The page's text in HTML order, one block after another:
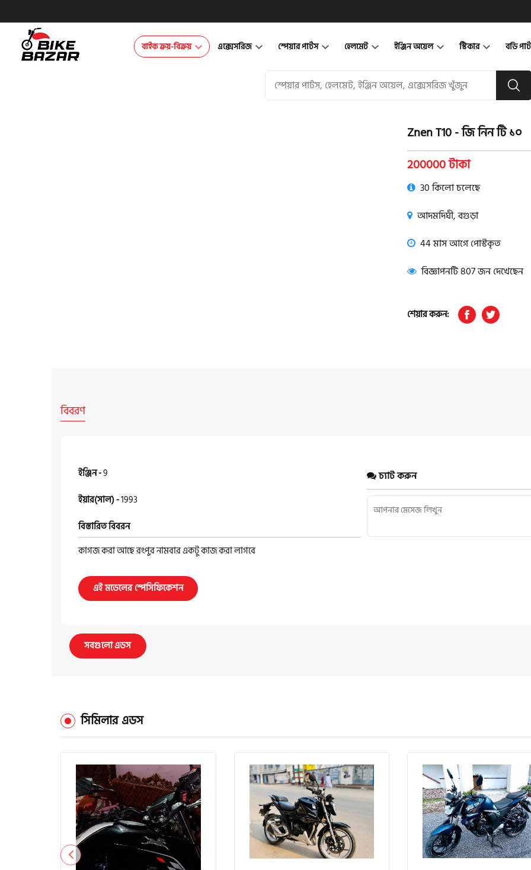
বাইক ক্রয়-বিক্রয় এক্সেসরিজ স্পেয়ার পার্টস হেলমেট ইঞ্জিন অয়েল স্টিকার বডি
Znen T10 - জি নিন টি ১০
200000 টাকা
30 কিলো চলেছে
আদমদিঘী, বগুড়া
44 মাস আগে পোস্টকৃত
বিজ্ঞাপনটি 807 জন দেখেছেন
শেয়ার করুন:
বিবরণ
ইঞ্জিন -9
ইয়ার(সাল) -1993
বিস্তারিত বিবরন
কাগজ করা আছে রংপুর নামবার একটু কাজ করা লাগবে
এই মডেলের স্পেসিফিকেশন
চ্যাট করুন
সবগুলো এডস
সিমিলার এডস